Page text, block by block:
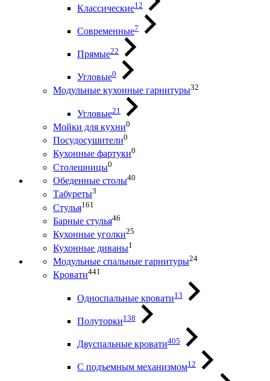
Классические12
Современные7
Прямые22
Угловые0
Модульные кухонные гарнитуры32
Угловые21
Мойки для кухни0
Посудосушители0
Кухонные фартуки0
Столешницы0
Обеденные столы40
Табуреты3
Стулья161
Барные стулья46
Кухонные уголки25
Кухонные диваны1
Модульные спальные гарнитуры24
Кровати441
Односпальные кровати13
Полуторки138
Двуспальные кровати405
С подъемным механизмом12